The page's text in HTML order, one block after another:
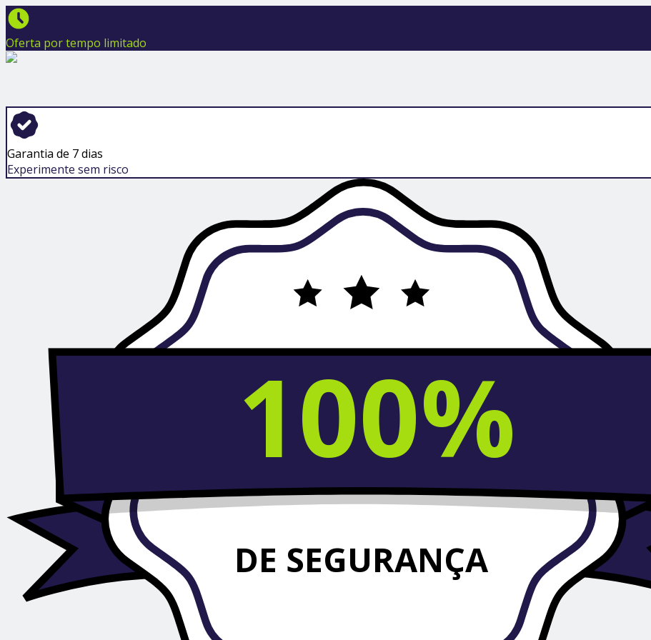
Oferta por tempo limitado
Garantia de 7 dias
Experimente sem risco
100%
DE SEGURANÇA